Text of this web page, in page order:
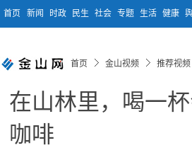
首页 新闻 时政 民生 社会 专题 生活 健康
首页 金山视频 推荐视频
在山林里，喝一
咖啡